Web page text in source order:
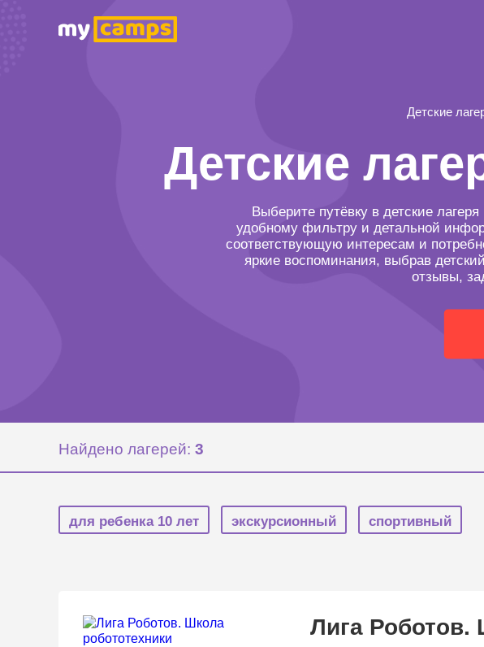
Детские
Детские
Выберите путёвку в детские
удобному фильтру и детальной
соответствующую интересам и
яркие воспоминания, выбрав
отзывы,
Найдено лагерей: 3
для ребенка 10 лет экскурсионный спортивный
Лига Роботов.